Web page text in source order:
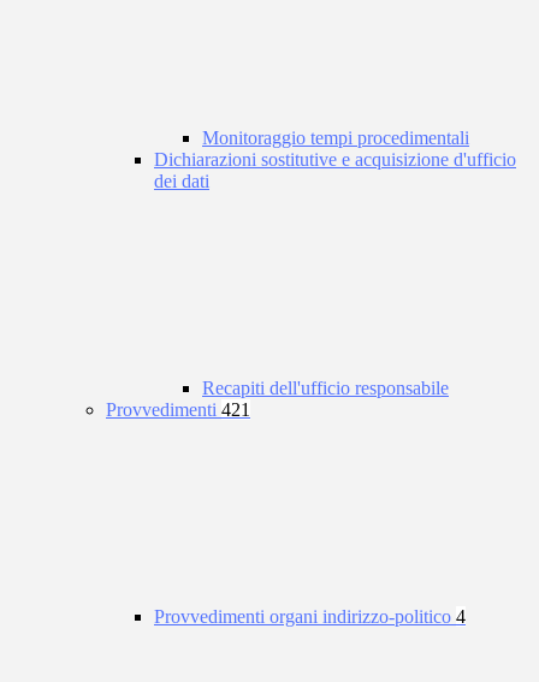
Monitoraggio tempi procedimentali
Dichiarazioni sostitutive e acquisizione d'ufficio
dei dati
Recapiti dell'ufficio responsabile
Provvedimenti 421
Provvedimenti organi indirizzo-politico 4